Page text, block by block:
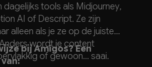
dagelijks tools als Midjourney,
AI of Descript. Ze zijn
alleen als je ze op de juiste
wordt je content
of gewoon... saai.
bij Amigos? Een